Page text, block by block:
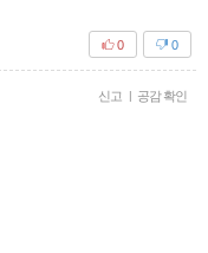
0
0
신고 | 공감 확인